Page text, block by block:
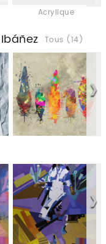
Acrylique
Tous (14)